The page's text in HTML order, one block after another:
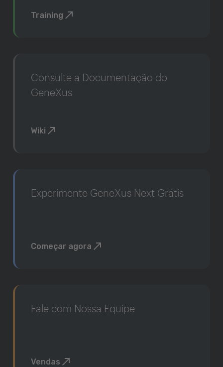
Training
Consulte a Documentação do
GeneXus
Wiki
Experimente GeneXus Next Grátis
Começar agora
Fale com Nossa Equipe
Vendas